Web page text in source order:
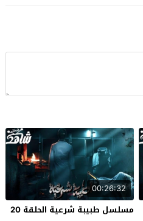
00:26:32
مسلسل طبيبة شرعية الحلقة 20